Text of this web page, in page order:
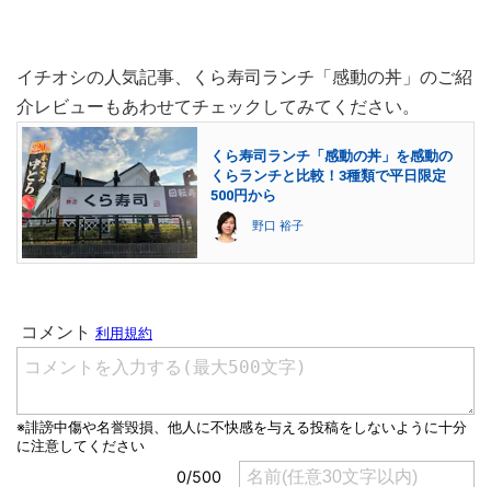
イチオシの人気記事、くら寿司ランチ「感動の丼」のご紹
介レビューもあわせてチェックしてみてください。
くら寿司ランチ「感動の丼」を感動の
くらランチと比較！3種類で平日限定
500円から
野口 裕子